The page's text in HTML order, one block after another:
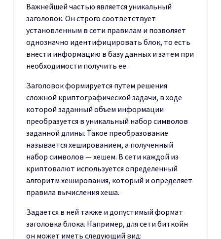
Важнейшей частью является уникальный
заголовок. Он строго соответствует
установленным в сети правилам и позволяет
однозначно идентифицировать блок, то есть
внести информацию в базу данных и затем при
необходимости получить ее.
Заголовок формируется путем решения
сложной криптографической задачи, в ходе
которой заданный объем информации
преобразуется в уникальный набор символов
заданной длины. Такое преобразование
называется хешированием, а полученный
набор символов — хешем. В сети каждой из
криптовалют используется определенный
алгоритм хеширования, который и определяет
правила вычисления хеша.
Задается в ней также и допустимый формат
заголовка блока. Например, для сети биткойн
он может иметь следующий вид: